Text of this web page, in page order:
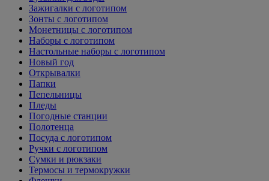
Зажигалки с логотипом
Зонты с логотипом
Монетницы с логотипом
Наборы с логотипом
Настольные наборы с логотипом
Новый год
Открывалки
Папки
Пепельницы
Пледы
Погодные станции
Полотенца
Посуда с логотипом
Ручки с логотипом
Сумки и рюкзаки
Термосы и термокружки